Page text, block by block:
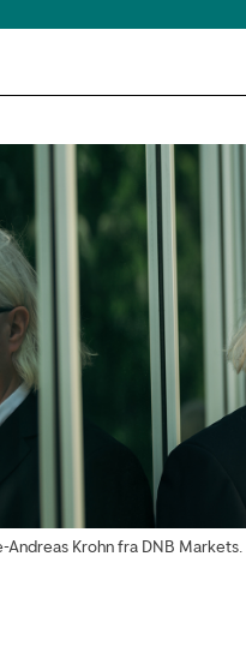
Andreas Krohn fra DNB Markets.